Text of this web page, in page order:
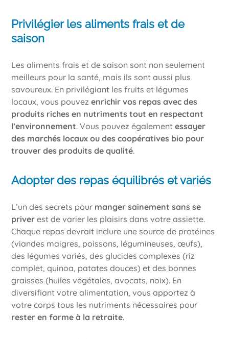
Privilégier les aliments frais et de
saison
Les aliments frais et de saison sont non seulement
meilleurs pour la santé, mais ils sont aussi plus
savoureux. En privilégiant les fruits et légumes
locaux, vous pouvezenrichir vos repas avec des
produits riches en nutriments tout en respectant
l’environnement. Vous pouvez égalementessayer
des marchés locaux ou des coopératives bio pour
trouver des produits de qualité.
Adopter des repas équilibrés et variés
L’un des secrets pour manger sainement sans se
priver est de varier les plaisirs dans votre assiette.
Chaque repas devrait inclure une source de protéines
(viandes maigres, poissons, légumineuses, œufs),
des légumes variés, des glucides complexes (riz
complet, quinoa, patates douces) et des bonnes
graisses (huiles végétales, avocats, noix). En
diversifiant votre alimentation, vous apportez à
votre corps tous les nutriments nécessaires pour
rester en forme à la retraite.